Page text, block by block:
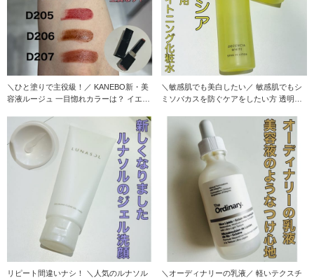
＼ひと塗りで主役級！／ KANEBO新・美
容液ルージュ 一目惚れカラーは？ イエ
＼敏感肌でも美白したい／ 敏感肌でもシ
ミソバカスを防ぐケアをしたい方 透明感
リピート間違いナシ！ ＼人気のルナソル
＼オーディナリーの乳液／ 軽いテクスチ